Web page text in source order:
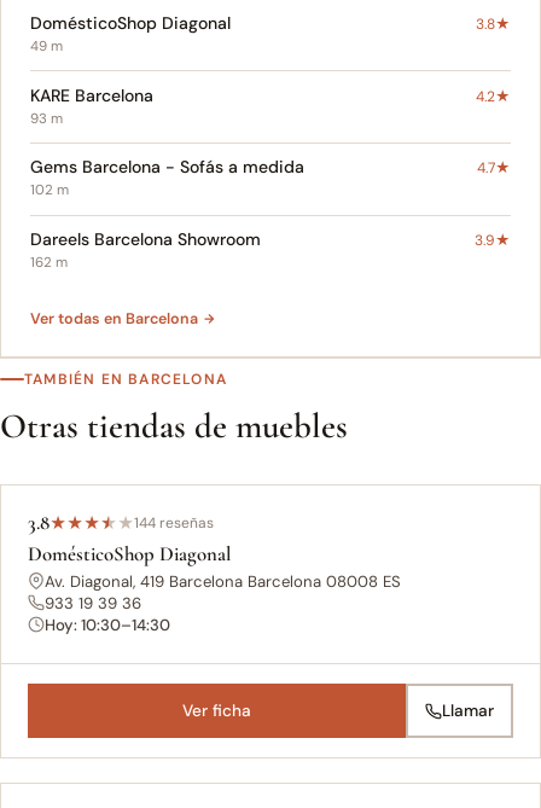
DomésticoShop Diagonal 3.8★
49 m
KARE Barcelona 4.2★
93 m
Gems Barcelona - Sofás a medida 4.7★
102 m
Dareels Barcelona Showroom 3.9★
162 m
Ver todas en Barcelona ‎
TAMBIÉN EN BARCELONA ‎
Otras tiendas de muebles
3.8★★★★★144 reseñas
DomésticoShop Diagonal
Av. Diagonal, 419 Barcelona Barcelona 08008 ES
933 19 39 36
Hoy: 10:30–14:30
Ver ficha Llamar